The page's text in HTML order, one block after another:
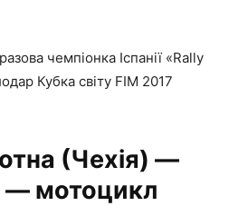
чемпіонка Іспанії «Rally
Кубка світу FIM 2017
(Чехія) —
— мотоцикл